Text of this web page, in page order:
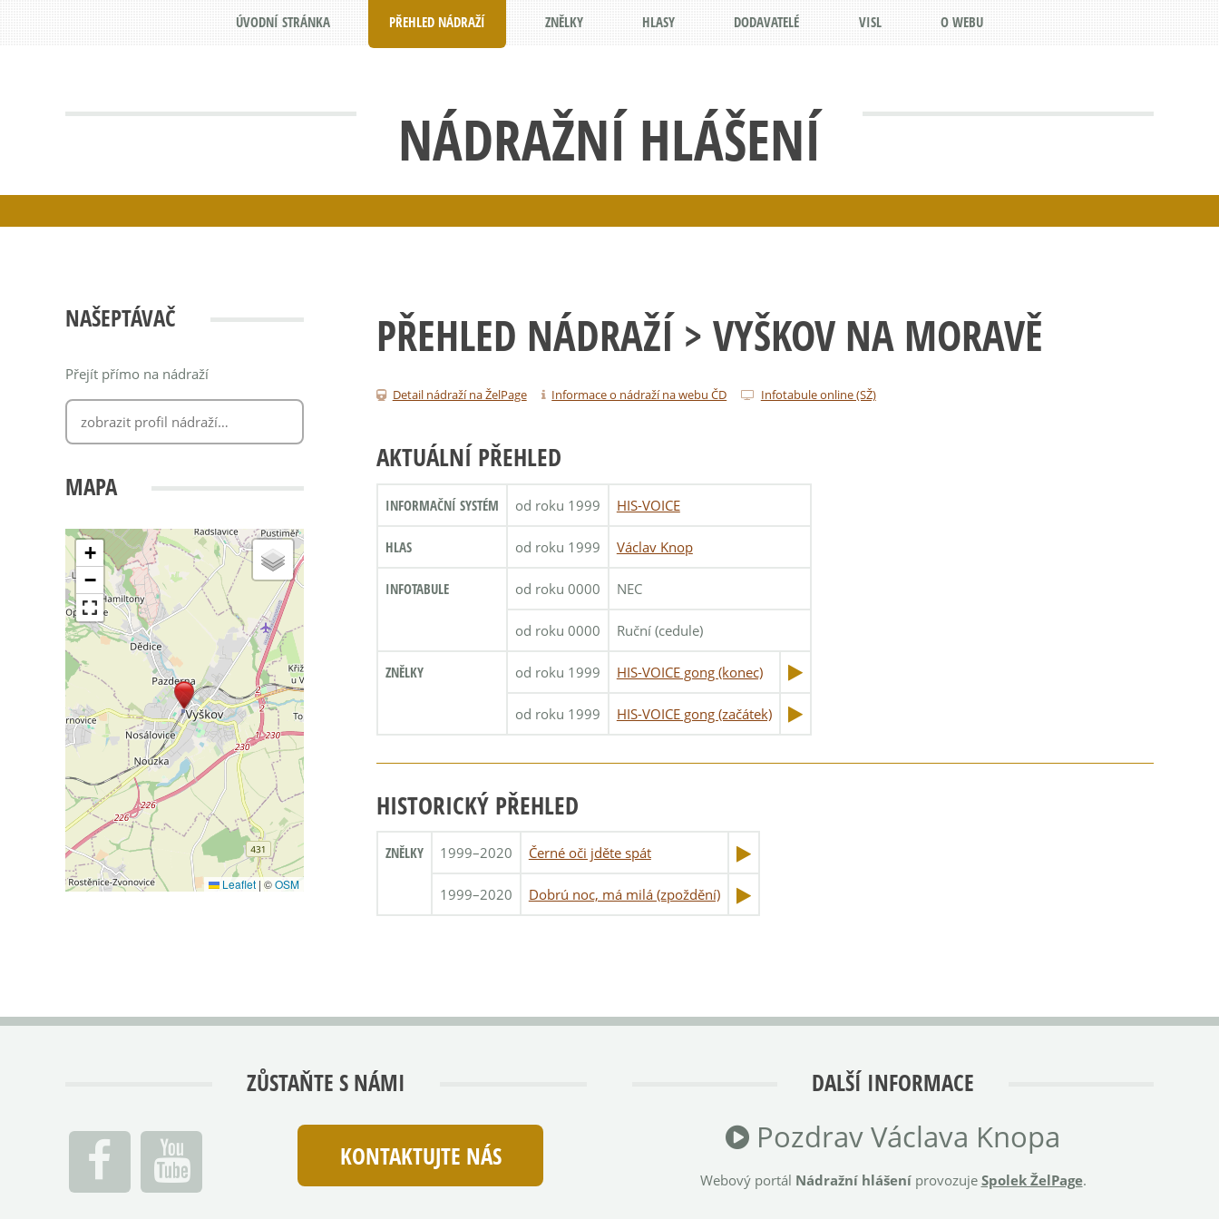
NÁDRAŽNÍ HLÁŠENÍ
ÚVODNÍ STRÁNKA PŘEHLED NÁDRAŽÍ ZNĚLKY HLASY DODAVATELÉ VISL O WEBU
NAŠEPTÁVAČ
Přejít přímo na nádraží
MAPA
+
−
Leaflet | ©OSM
PŘEHLED NÁDRAŽÍ > VYŠKOV NA MORAVĚ
Detail nádraží na ŽelPage Informace o nádraží na webu ČD Infotabule online (SŽ)
AKTUÁLNÍ PŘEHLED
INFORMAČNÍ SYSTÉM od roku 1999 HIS-VOICE
HLAS od roku 1999 Václav Knop
INFOTABULE od roku 0000 NEC
od roku 0000 Ruční (cedule)
ZNĚLKY od roku 1999 HIS-VOICE gong (konec)
od roku 1999 HIS-VOICE gong (začátek)
HISTORICKÝ PŘEHLED
ZNĚLKY 1999–2020 Černé oči jděte spát
1999–2020 Dobrú noc, má milá (zpoždění)
ZŮSTAŇTE S NÁMI
KONTAKTUJTE NÁS
DALŠÍ INFORMACE
Pozdrav Václava Knopa
Webový portál Nádražní hlášeníprovozuje Spolek ŽelPage.